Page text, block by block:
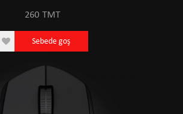
260 TMT
Sebede goş